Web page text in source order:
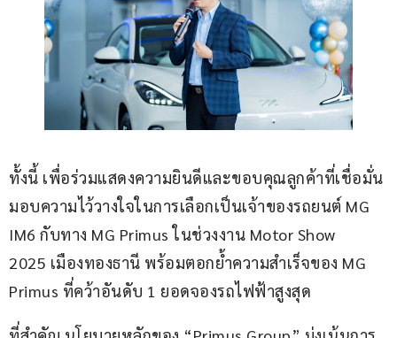
ทั้งนี้ เพื่อร่วมแสดงความยินดีและขอบคุณลูกค้าที่เชื่อมั่น
มอบความไว้วางใจในการเลือกเป็นเจ้าของรถยนต์ MG
IM6 กับทาง MG Primus ในช่วงงาน Motor Show
2025 เมืองทองธานี พร้อมตอกย้ำความสำเร็จของ MG
Primus ที่คว้าอันดับ 1 ยอดจองรถไฟฟ้าสูงสุด